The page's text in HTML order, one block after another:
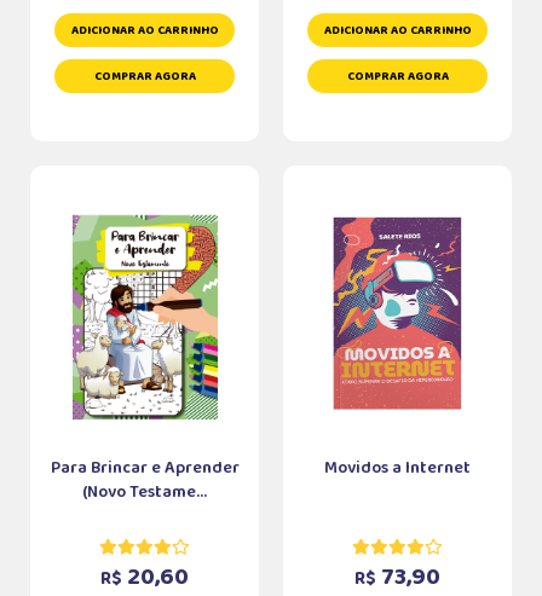
ADICIONAR AO CARRINHO
COMPRAR AGORA
ADICIONAR AO CARRINHO
COMPRAR AGORA
Para Brincar e Aprender
(Novo Testame...
R$ 20,60
Movidos a Internet
R$ 73,90